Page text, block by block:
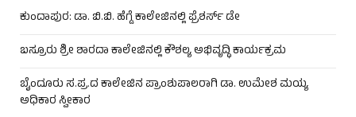
ಕುಂದಾಪುರ: ಡಾ. ಬಿ.ಬಿ. ಹೆಗ್ಡೆ ಕಾಲೇಜಿನಲ್ಲಿ ಫ್ರೆಶರ್ಸ್ ಡೇ
ಬಸ್ರೂರು ಶ್ರೀ ಶಾರದಾ ಕಾಲೇಜಿನಲ್ಲಿ ಕೌಶಲ್ಯ ಅಭಿವೃದ್ಧಿ ಕಾರ್ಯಕ್ರಮ
ಬೈಂದೂರು ಸ.ಪ್ರ.ದ ಕಾಲೇಜಿನ ಪ್ರಾಂಶುಪಾಲರಾಗಿ ಡಾ. ಉಮೇಶ ಮಯ್ಯ
ಅಧಿಕಾರ ಸ್ವೀಕಾರ